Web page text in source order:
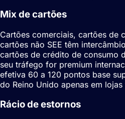
Mix de cartões
Cartões comerciais, cartões de
cartões não SEE têm
cartões de crédito de consumo
seu tráfego for premium
efetiva 60 a 120 pontos base
do Reino Unido apenas em lojas
Rácio de estornos